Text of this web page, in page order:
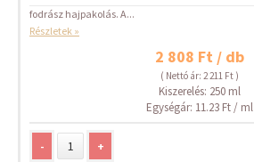
fodrász hajpakolás. A...
Részletek »
2 808 Ft / db
( Nettó ár: 2 211 Ft )
Kiszerelés: 250 ml
Egységár: 11.23 Ft / ml
- +